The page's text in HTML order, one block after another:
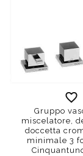
Gruppo
miscelatore,
doccetta
minimale 3